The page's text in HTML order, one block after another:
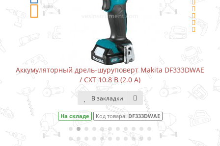
Makita DF333DWAE
(2.0 А)
DF333DWAE
Аккумуляторный шуруповерт-
В закладки
На складе Код